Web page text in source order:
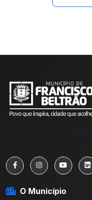
O Município